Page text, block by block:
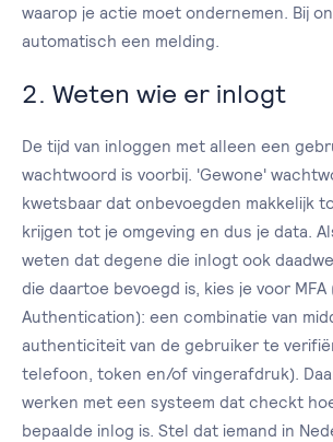
waarop je actie moet ondernemen. Bij
automatisch een melding.
2. Weten wie er inlogt
De tijd van inloggen met alleen een
wachtwoord is voorbij. 'Gewone'
kwetsbaar dat onbevoegden makkelijk
krijgen tot je omgeving en dus je data.
weten dat degene die inlogt ook
die daartoe bevoegd is, kies je voor
Authentication): een combinatie van
authenticiteit van de gebruiker te
telefoon, token en/of vingerafdruk).
werken met een systeem dat checkt
bepaalde inlog is. Stel dat iemand in